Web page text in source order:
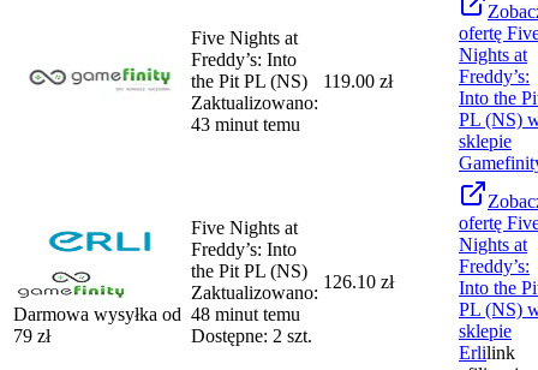
Five Nights at
Freddy’s: Into
the Pit PL (NS)
Zaktualizowano:
43 minut temu
119.00 zł
ofertę
Nights at
Freddy’s:
Into the
PL (NS)
sklepie
Darmowa wysyłka od
79 zł
Five Nights at
Freddy’s: Into
the Pit PL (NS)
Zaktualizowano:
48 minut temu
Dostępne: 2 szt.
126.10 zł
ofertę
Nights at
Freddy’s:
Into the
PL (NS)
sklepie
Erlilink